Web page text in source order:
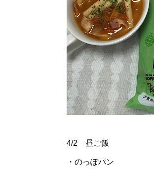
4/2 昼ご飯
・のっぽパン